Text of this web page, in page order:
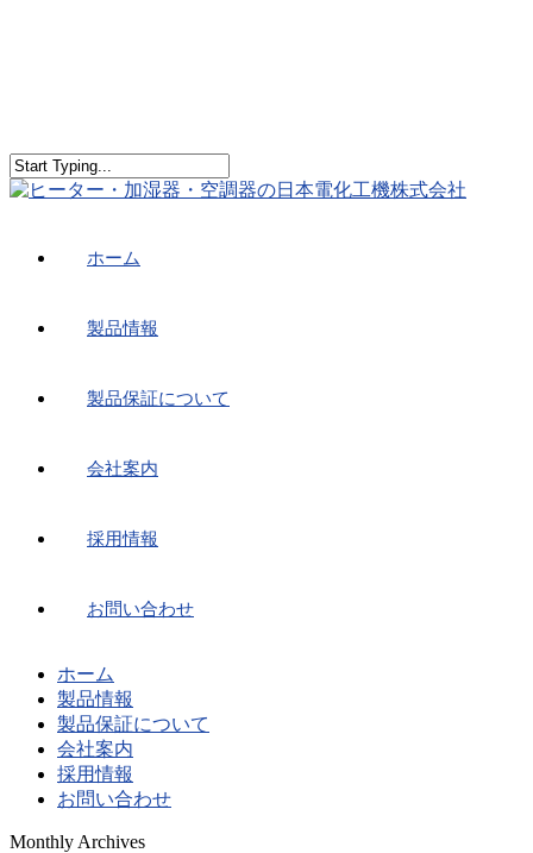
ホーム
製品情報
製品保証について
会社案内
採用情報
お問い合わせ
ホーム
製品情報
製品保証について
会社案内
採用情報
お問い合わせ
Monthly Archives